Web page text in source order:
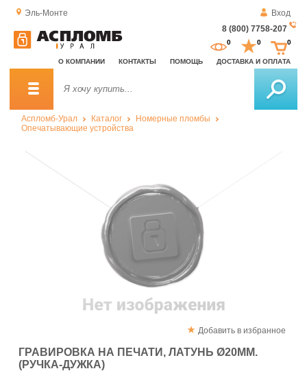
Эль-Монте
Вход
8 (800) 7758-207
О КОМПАНИИ КОНТАКТЫ ПОМОЩЬ ДОСТАВКА И ОПЛАТА
0 0 0
Аспломб-Урал Каталог
Номерные пломбы
Опечатывающие устройства
Добавить в избранное
ГРАВИРОВКА НА ПЕЧАТИ, ЛАТУНЬ Ø20ММ.
(РУЧКА-ДУЖКА)